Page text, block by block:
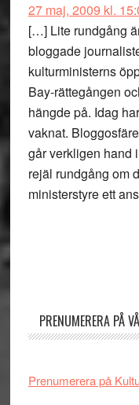
27 maj, 2009 kl.
[…] Lite rundgång
bloggade
kulturministerns
Bay-rättegången
hängde på. Idag
vaknat.
går verkligen hand
rejäl rundgång om
ministerstyre ett
PRENUMERERA PÅ
Prenumerera på